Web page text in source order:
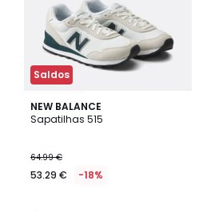
Saldos
NEW BALANCE
Sapatilhas 515
64.99 €
53.29 € -18%
4
/